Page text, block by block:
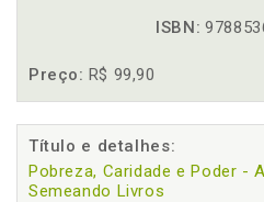
ISBN:
Preço: R$ 99,90
Título e detalhes:
Pobreza, Caridade e Poder -
Semeando Livros